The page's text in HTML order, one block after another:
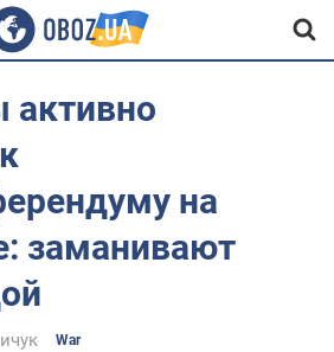
активно
на
заманивают
War